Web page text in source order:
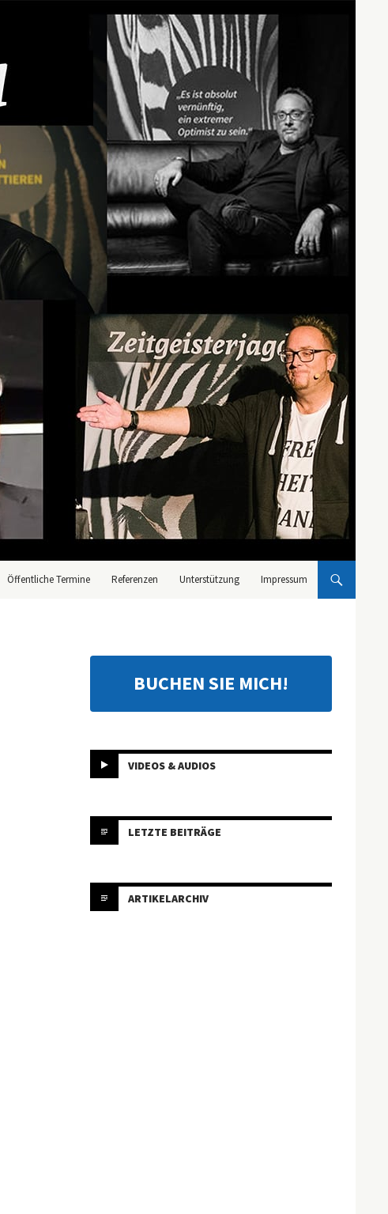
Öffentliche Termine Referenzen Unterstützung Impressum
BUCHEN SIE MICH!
VIDEOS & AUDIOS
LETZTE BEITRÄGE
ARTIKELARCHIV